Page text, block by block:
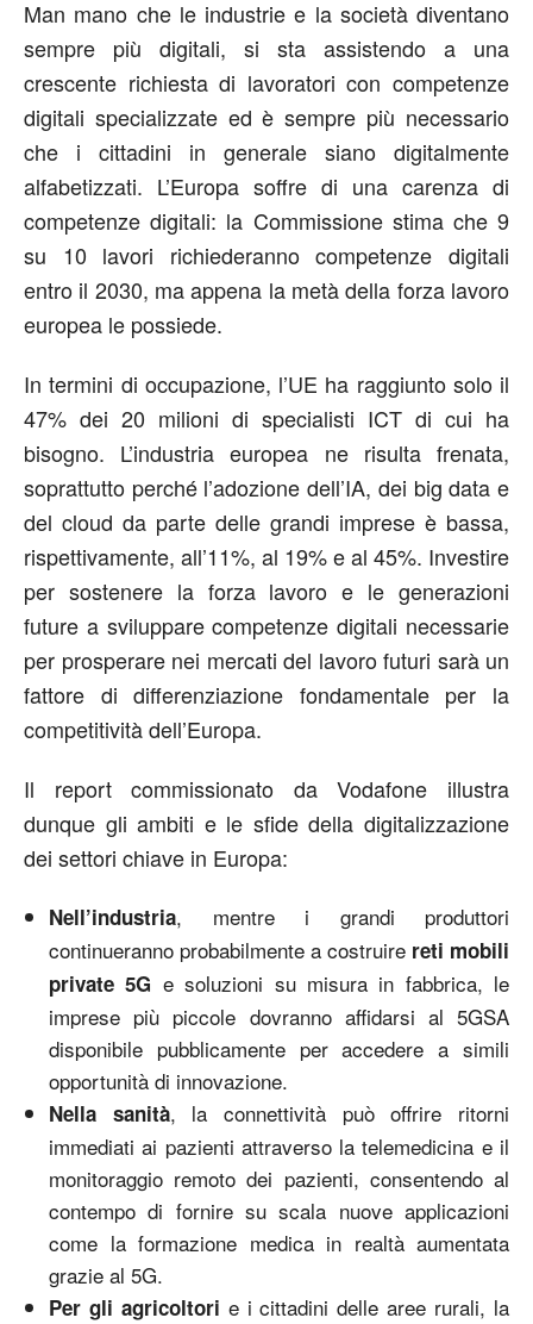
Man mano che le industrie e la società diventano
sempre più digitali, si sta assistendo a una
crescente richiesta di lavoratori con competenze
digitali specializzate ed è sempre più necessario
che i cittadini in generale siano digitalmente
alfabetizzati. L’Europa soffre di una carenza di
competenze digitali: la Commissione stima che 9
su 10 lavori richiederanno competenze digitali
entro il 2030, ma appena la metà della forza lavoro
europea le possiede.
In termini di occupazione, l’UE ha raggiunto solo il
47% dei 20 milioni di specialisti ICT di cui ha
bisogno. L’industria europea ne risulta frenata,
soprattutto perché l’adozione dell’IA, dei big data e
del cloud da parte delle grandi imprese è bassa,
rispettivamente, all’11%, al 19% e al 45%. Investire
per sostenere la forza lavoro e le generazioni
future a sviluppare competenze digitali necessarie
per prosperare nei mercati del lavoro futuri sarà un
fattore di differenziazione fondamentale per la
competitività dell’Europa.
Il report commissionato da Vodafone illustra
dunque gli ambiti e le sfide della digitalizzazione
dei settori chiave in Europa:
Nell’industria, mentre i grandi produttori
continueranno probabilmente a costruire reti mobili
private 5G e soluzioni su misura in fabbrica, le
imprese più piccole dovranno affidarsi al 5GSA
disponibile pubblicamente per accedere a simili
opportunità di innovazione.
Nella sanità, la connettività può offrire ritorni
immediati ai pazienti attraverso la telemedicina e il
monitoraggio remoto dei pazienti, consentendo al
contempo di fornire su scala nuove applicazioni
come la formazione medica in realtà aumentata
grazie al 5G.
Per gli agricoltori e i cittadini delle aree rurali, la